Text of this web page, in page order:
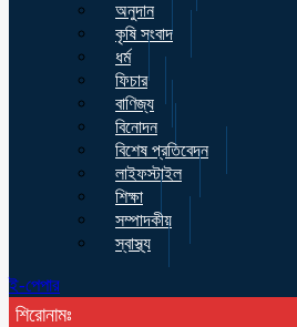
অনুদান
কৃষি সংবাদ
ধর্ম
ফিচার
বাণিজ্য
বিনোদন
বিশেষ প্রতিবেদন
লাইফস্টাইল
শিক্ষা
সম্পাদকীয়
স্বাস্থ্য
ই-পেপার
শিরোনামঃ